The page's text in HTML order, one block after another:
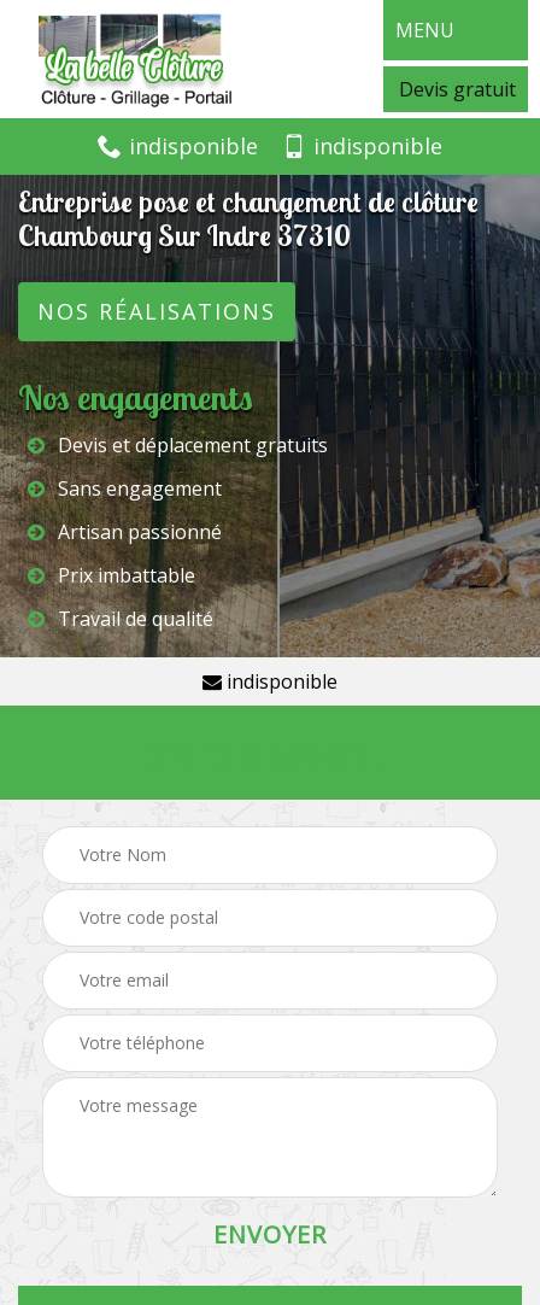
MENU
Devis gratuit
indisponible indisponible
Entreprise pose et changement de clôture
Chambourg Sur Indre 37310
NOS RÉALISATIONS
Nos engagements
Devis et déplacement gratuits
Sans engagement
Artisan passionné
Prix imbattable
Travail de qualité
indisponible